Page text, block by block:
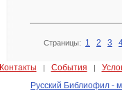
Страницы: 1 2 3
Контакты | События |
Русский Библиофил -